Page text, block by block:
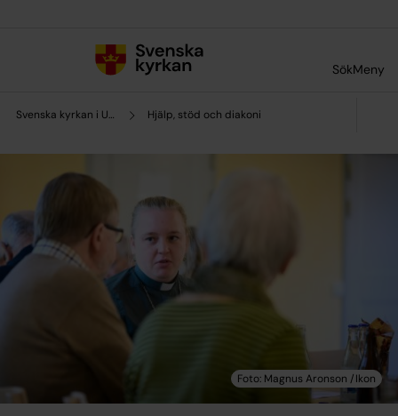
SökMeny
Svenska kyrkan i Uddevalla Hjälp, stöd och diakoni